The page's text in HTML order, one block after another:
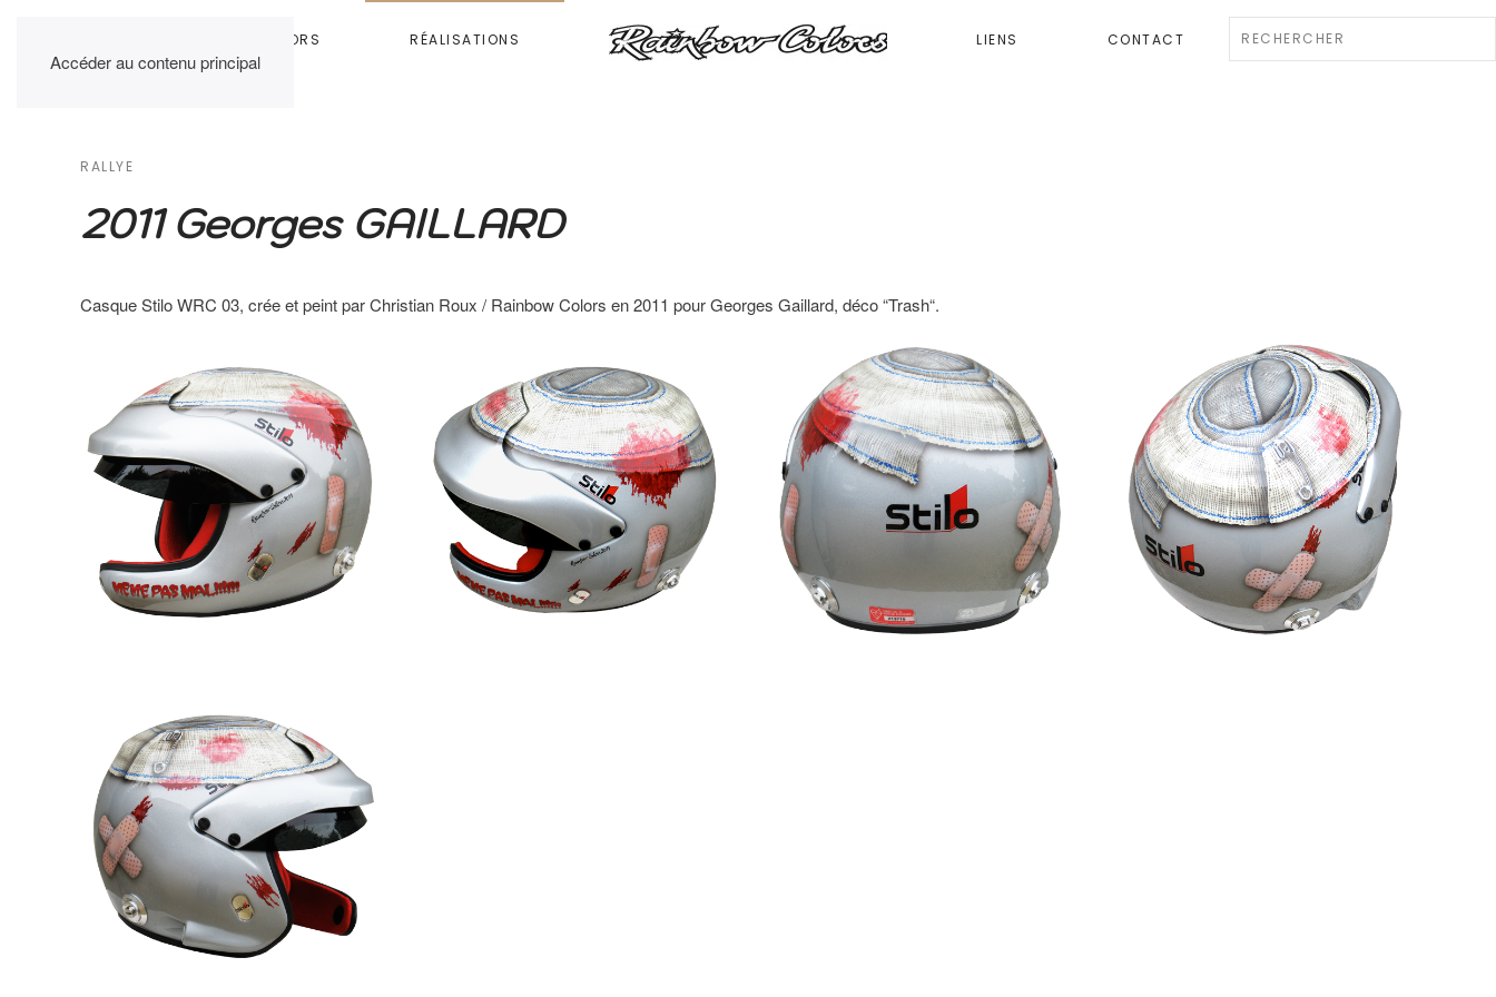
Accéder au contenu principal
RAINBOW COLORS RÉALISATIONS LIENS CONTACT
RALLYE
2011 Georges GAILLARD
Casque Stilo WRC 03, crée et peint par Christian Roux / Rainbow Colors en 2011 pour Georges Gaillard, déco “Trash“.